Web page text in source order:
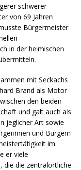
schwerer
von 69 Jahren
Bürgermeister
in der heimischen
mit Seckachs
Brand als Motor
den beiden
und galt auch als
jeglicher Art sowie
und Bürgern
im
er viele
die die zentralörtliche